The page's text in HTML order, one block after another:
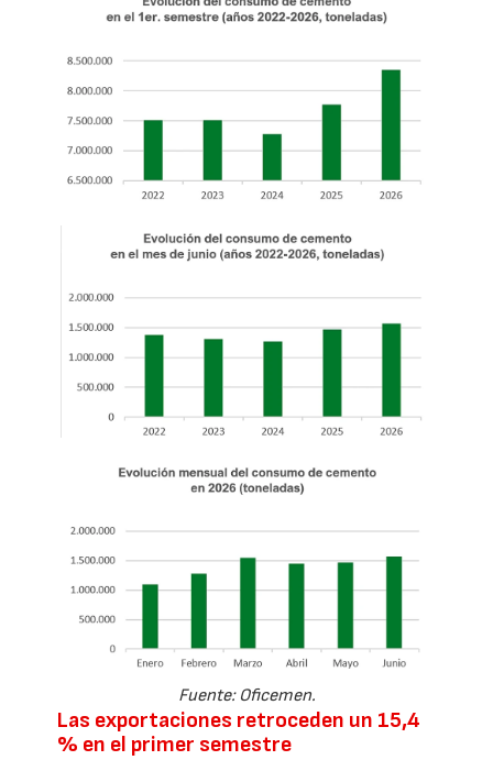
Fuente: Oficemen.
Las exportaciones retroceden un 15,4
% en el primer semestre